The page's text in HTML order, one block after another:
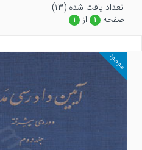
تعداد يافت شده (۱۳)
صفحه
۱ از ۱
موجود